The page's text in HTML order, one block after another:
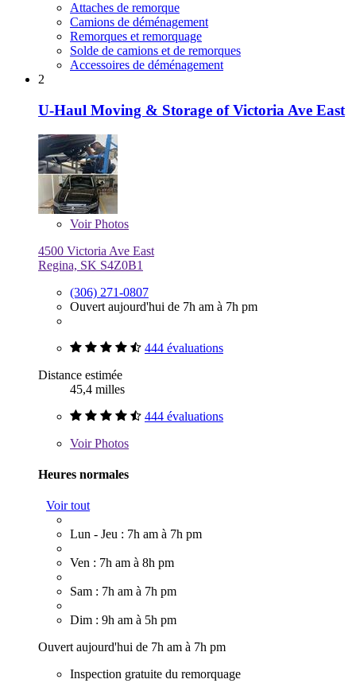
Attaches de remorque
Camions de déménagement
Remorques et remorquage
Solde de camions et de remorques
Accessoires de déménagement
2
U-Haul Moving & Storage of Victoria Ave East
VoirPhotos
4500 Victoria Ave East
Regina, SK S4Z0B1
(306) 271-0807
Ouvert aujourd'hui de 7h am à 7h pm
444 évaluations
Distance estimée
45,4 milles
444 évaluations
VoirPhotos
Heures normales
Voir tout
Lun - Jeu : 7h am à 7h pm
Ven : 7h am à 8h pm
Sam : 7h am à 7h pm
Dim : 9h am à 5h pm
Ouvert aujourd'hui de 7h am à 7h pm
Inspection gratuite du remorquage